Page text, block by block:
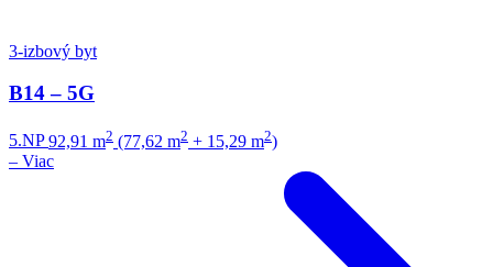
3-izbový byt
B14 – 5G
5.NP 92,91 m2 (77,62 m2 + 15,29 m2)
– Viac